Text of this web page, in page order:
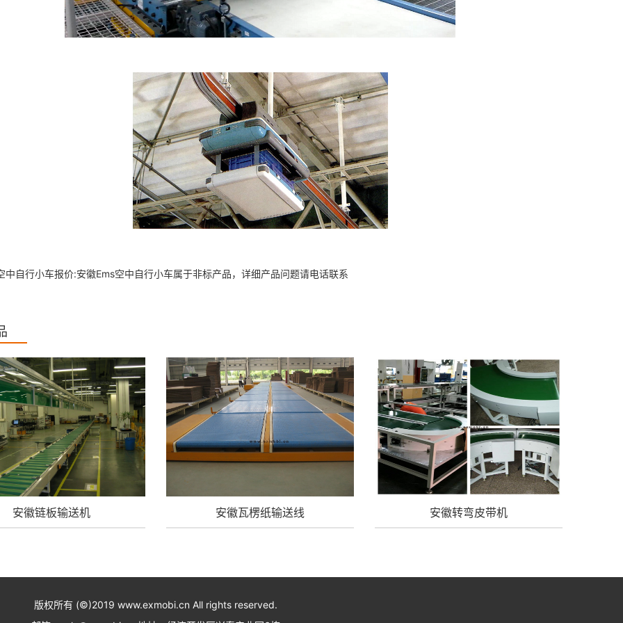
中自行小车报价:安徽Ems空中自行小车属于非标产品，详细产品问题请电话联系
安徽链板输送机 安徽瓦楞纸输送线 安徽转弯皮带机
版权所有 (©)2019 www.exmobi.cn All rights reserved.